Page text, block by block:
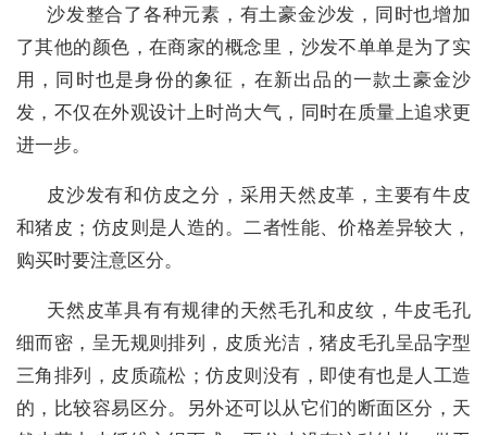
沙发整合了各种元素，有土豪金沙发，同时也增加
了其他的颜色，在商家的概念里，沙发不单单是为了实
用，同时也是身份的象征，在新出品的一款土豪金沙
发，不仅在外观设计上时尚大气，同时在质量上追求更
进一步。
皮沙发有和仿皮之分，采用天然皮革，主要有牛皮
和猪皮；仿皮则是人造的。二者性能、价格差异较大，
购买时要注意区分。
天然皮革具有有规律的天然毛孔和皮纹，牛皮毛孔
细而密，呈无规则排列，皮质光洁，猪皮毛孔呈品字型
三角排列，皮质疏松；仿皮则没有，即使有也是人工造
的，比较容易区分。另外还可以从它们的断面区分，天